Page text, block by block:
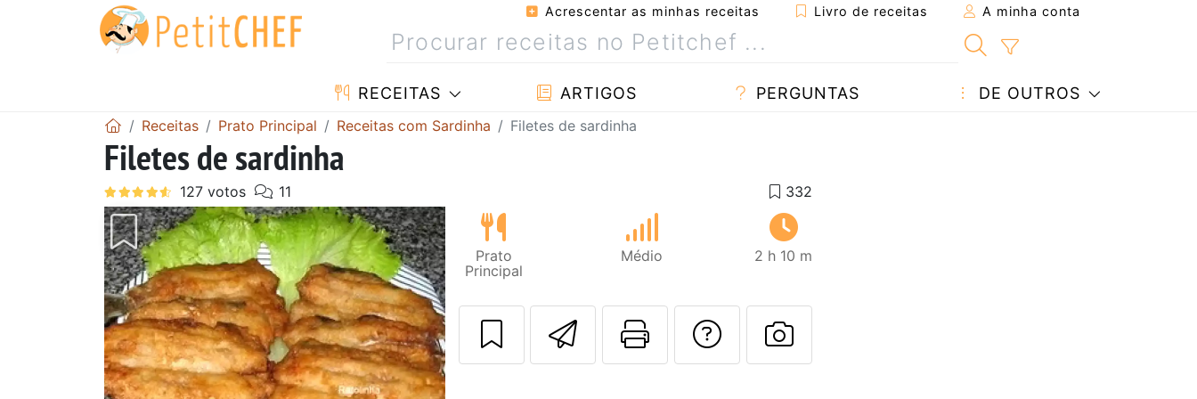
Acrescentar as minhas receitas Livro de receitas A minha conta
RECEITAS ARTIGOS PERGUNTAS DE OUTROS
Receitas Prato Principal Receitas com Sardinha Filetes de sardinha
Filetes de sardinha
Prato
Principal
Médio 2 h 10 m
Enviar esta receita a um amigo
Imprima esta página
Falar com o autor da receita
Fez esta receita? Compartilhe